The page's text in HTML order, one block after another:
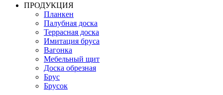
ПРОДУКЦИЯ
Планкен
Палубная доска
Террасная доска
Имитация бруса
Вагонка
Мебельный щит
Доска обрезная
Брус
Брусок